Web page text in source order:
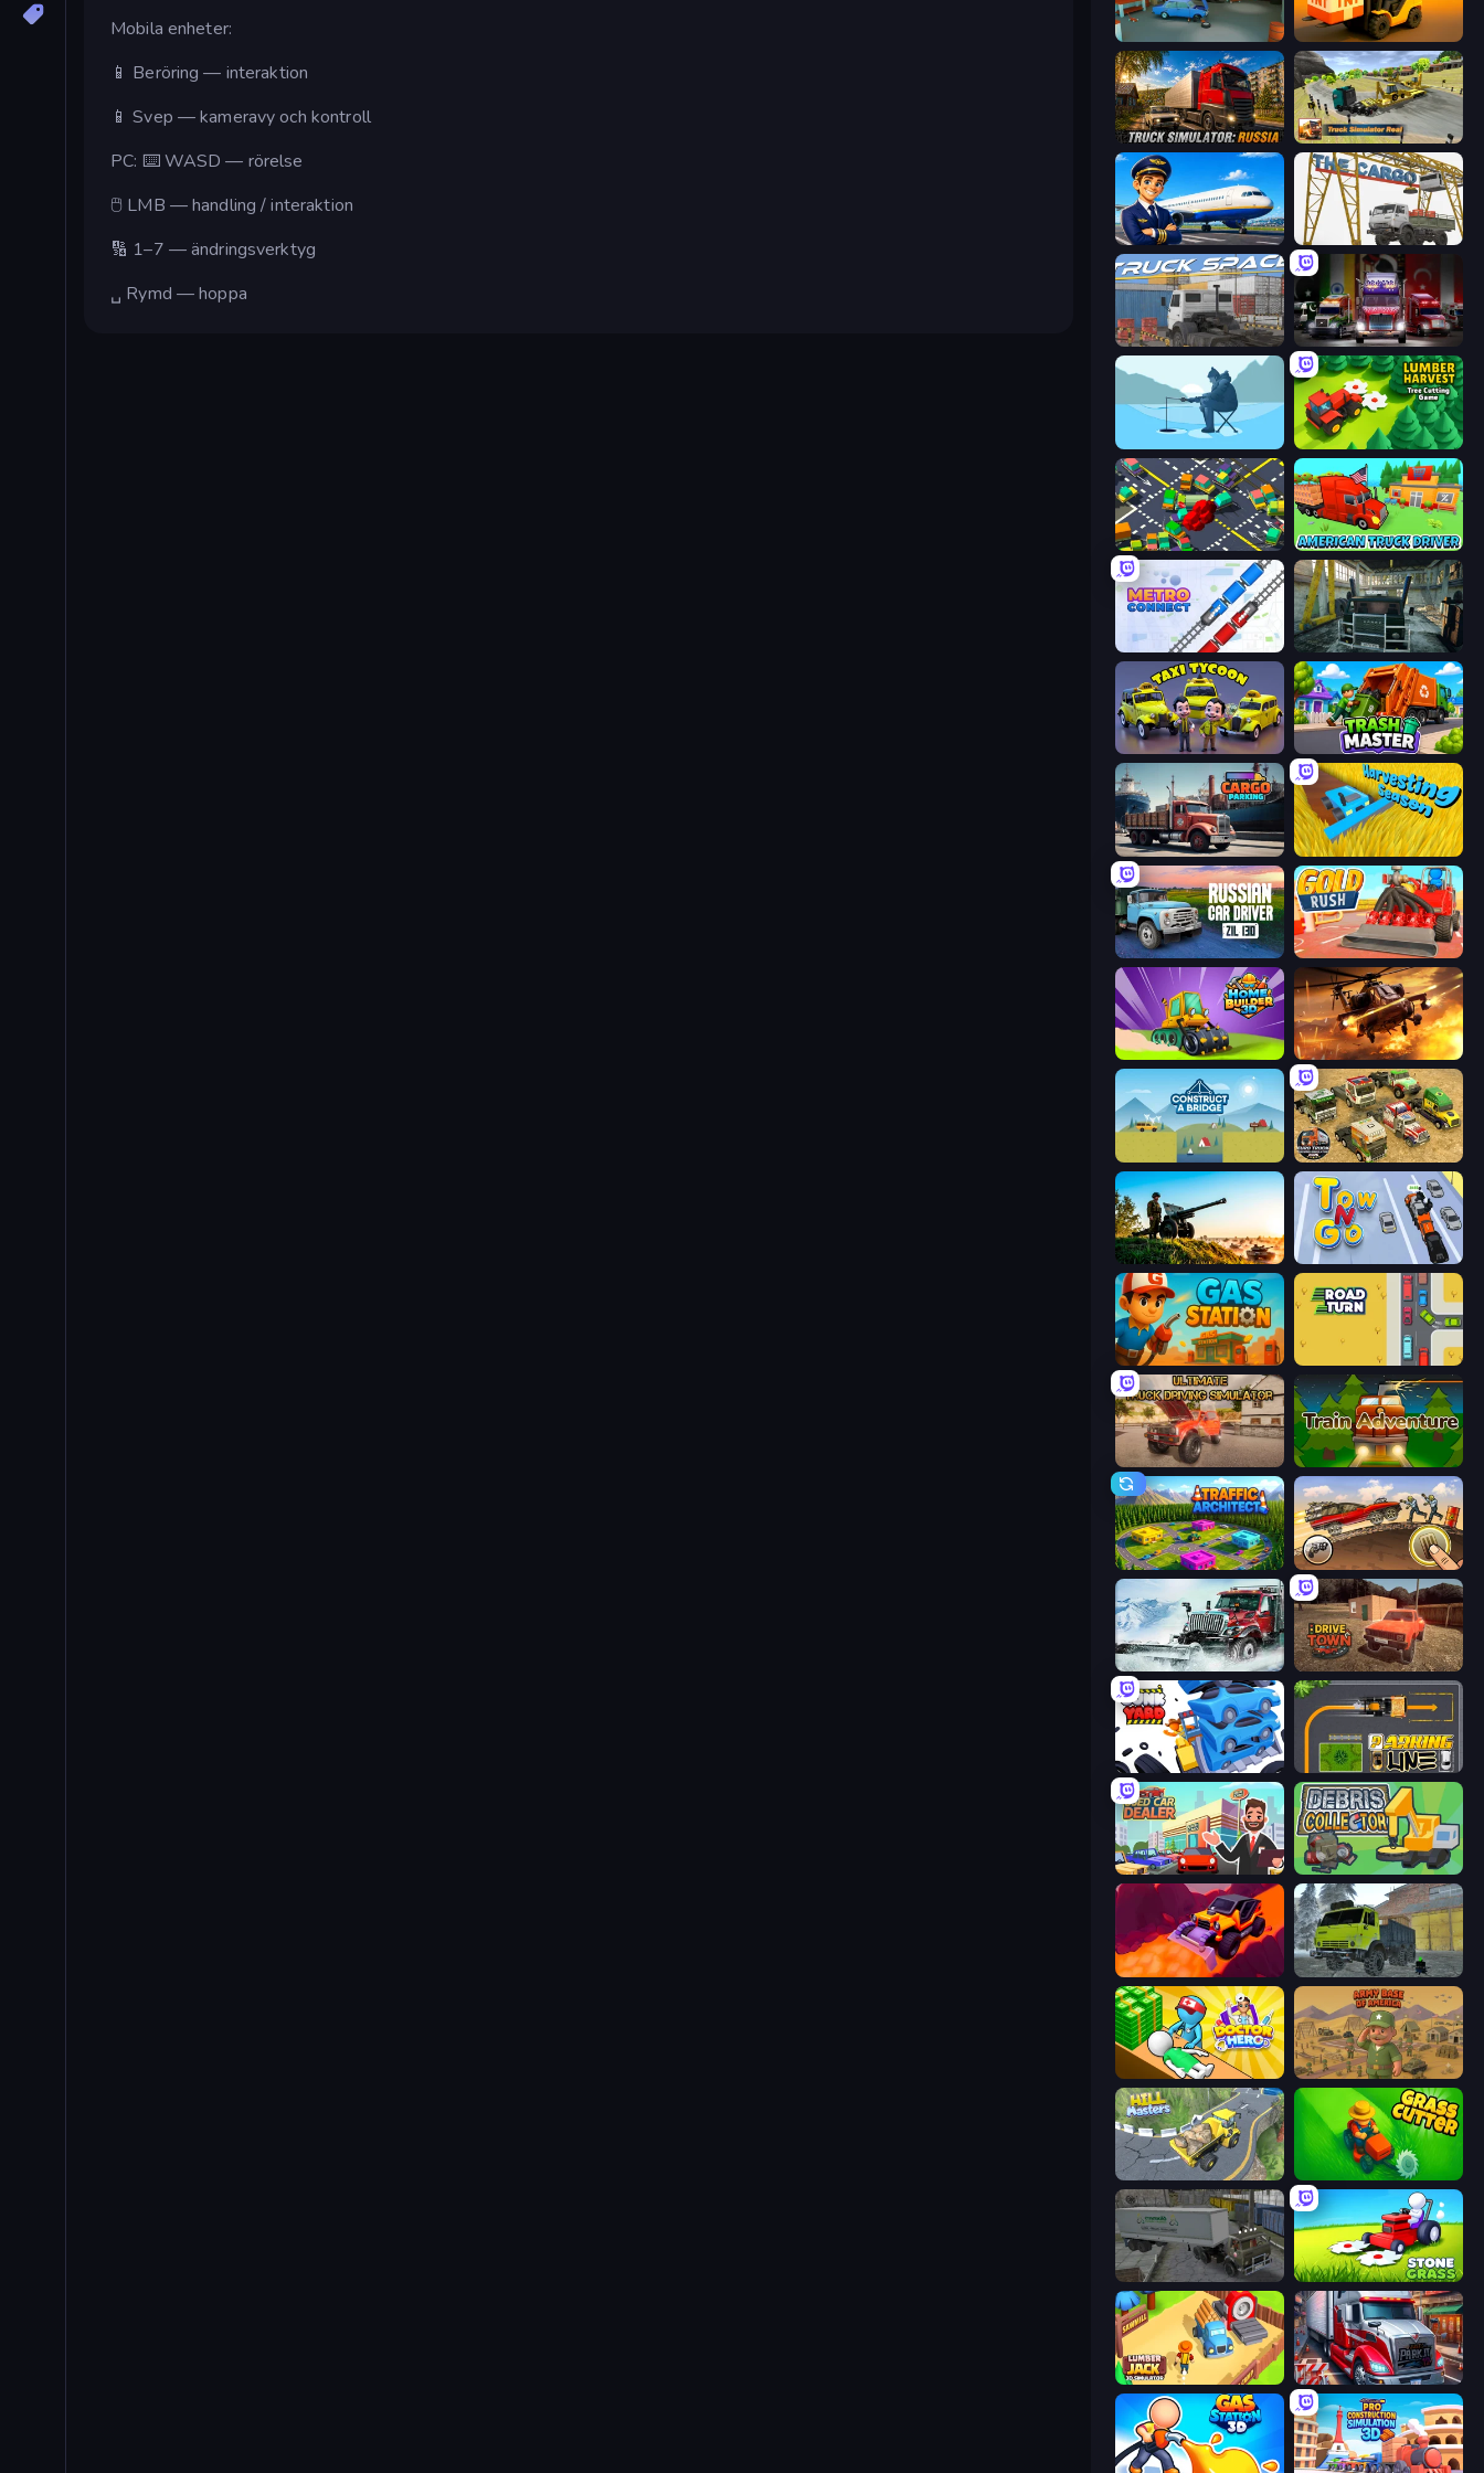
Mobila enheter:
📱 Beröring — interaktion
📱 Svep — kameravy och kontroll
PC: ⌨️ WASD — rörelse
🖱 LMB — handling / interaktion
🔢 1–7 — ändringsverktyg
␣ Rymd — hoppa
Truck Simulator: Russia Truck Simulator Real
Idle Airport Tycoon The Cargo
Truck Space Big Euro Truck Driving
Lumber Harvest: Tree Cutting Game
Slightly Annoying Traffic American Truck Driver
Metro Connect Kamaz Truck Driver
Taxi Tycoon: Idle Business Trash Master
Cargo Truck Parking Harvesting Season
Russian Car Driver ZIL 130 Gold Rush
Home Builder 3D Heli Military Base
Construct a Bridge Euro Truck Driving Simulator 2025
Artillery Vs Tanks Tow N Go
Gas Station
Ultimate Truck Driving Simulator 2020 Train Adventure
Traffic Architect Earn to Die: Zombie Ride
Snow Plow Truck DriveTown
Junkyard Sim Parking Line
Used Car Dealer Tycoon Debris Collector
Sand King Taiga Car Driver
Doctor Hero Army Base Of America
Hill Masters
Russian Kamaz Truck Driver Stone Grass: Mowing Simulator
Lumberjack 3D Simulator Just Park It 12